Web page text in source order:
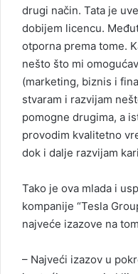
drugi način. Tata je
dobijem licencu.
otporna prema tome.
nešto što mi
(marketing, biznis i
stvaram i razvijam
pomogne drugima, a
provodim kvalitetno
dok i dalje razvijam
Tako je ova mlada i
kompanije “Tesla
najveće izazove na
– Najveći izazov u